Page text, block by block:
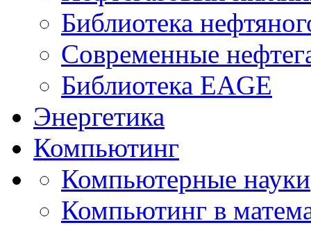
Библиотека
Современные
Библиотека EAGE
Энергетика
Компьютинг
Компьютерные науки
Компьютинг в